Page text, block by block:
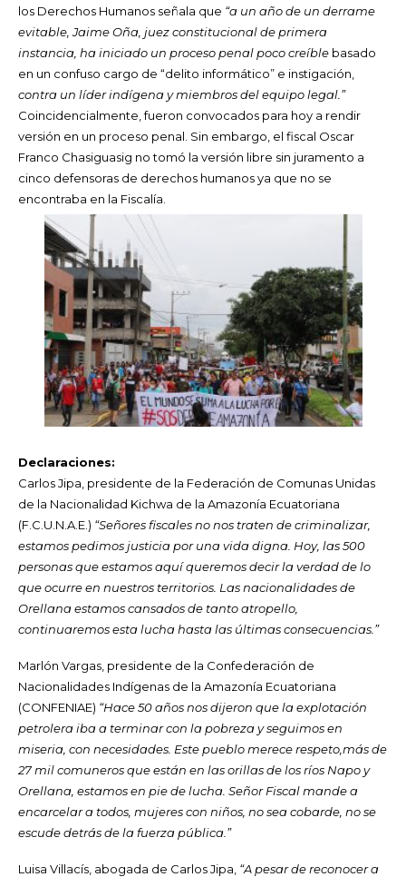
los Derechos Humanos señala que “a un año de un derrame
evitable, Jaime Oña, juez constitucional de primera
instancia, ha iniciado un proceso penal poco creíble basado
en un confuso cargo de “delito informático” e instigación,
contra un líder indígena y miembros del equipo legal.”
Coincidencialmente, fueron convocados para hoy a rendir
versión en un proceso penal. Sin embargo, el fiscal Oscar
Franco Chasiguasig no tomó la versión libre sin juramento a
cinco defensoras de derechos humanos ya que no se
encontraba en la Fiscalía.
Declaraciones:
Carlos Jipa, presidente de la Federación de Comunas Unidas
de la Nacionalidad Kichwa de la Amazonía Ecuatoriana
(F.C.U.N.A.E.) “Señores fiscales no nos traten de criminalizar,
estamos pedimos justicia por una vida digna. Hoy, las 500
personas que estamos aquí queremos decir la verdad de lo
que ocurre en nuestros territorios. Las nacionalidades de
Orellana estamos cansados de tanto atropello,
continuaremos esta lucha hasta las últimas consecuencias.”
Marlón Vargas, presidente de la Confederación de
Nacionalidades Indígenas de la Amazonía Ecuatoriana
(CONFENIAE) “Hace 50 años nos dijeron que la explotación
petrolera iba a terminar con la pobreza y seguimos en
miseria, con necesidades. Este pueblo merece respeto,más de
27 mil comuneros que están en las orillas de los ríos Napo y
Orellana, estamos en pie de lucha. Señor Fiscal mande a
encarcelar a todos, mujeres con niños, no sea cobarde, no se
escude detrás de la fuerza pública.”
Luisa Villacís, abogada de Carlos Jipa, “A pesar de reconocer a